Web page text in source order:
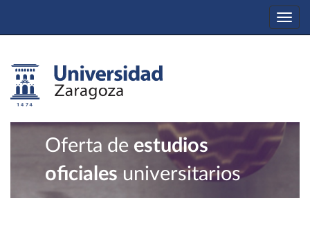
Oferta de estudios
oficiales universitarios